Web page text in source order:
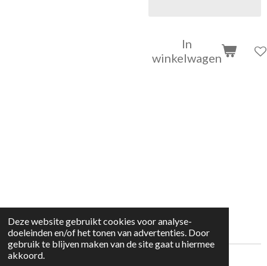
Deze website gebruikt cookies voor analyse-
doeleinden en/of het tonen van advertenties. Door
gebruik te blijven maken van de site gaat u hiermee
akkoord.
In
winkelwagen